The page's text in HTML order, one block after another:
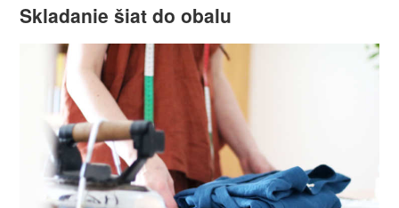
Skladanie šiat do obalu